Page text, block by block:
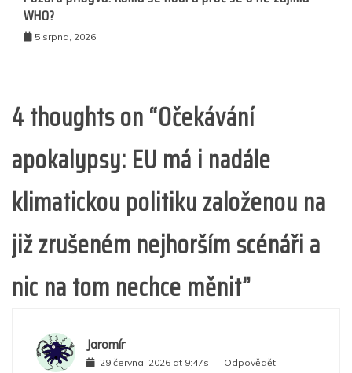
WHO?
5 srpna, 2026
4 thoughts on “Očekávání
apokalypsy: EU má i nadále
klimatickou politiku založenou na
již zrušeném nejhorším scénáři a
nic na tom nechce měnit”
Jaromír
29 června, 2026 at 9:47s Odpovědět